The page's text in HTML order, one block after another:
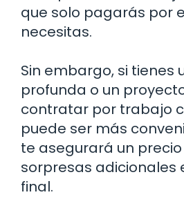
que solo pagarás por
necesitas.
Sin embargo, si tienes
profunda o un
contratar por trabajo
puede ser más
te asegurará un precio
sorpresas adicionales
final.